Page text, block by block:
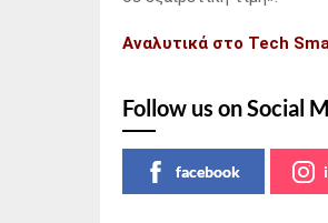
Αναλυτικά στο Tech
Follow us on Social
facebook